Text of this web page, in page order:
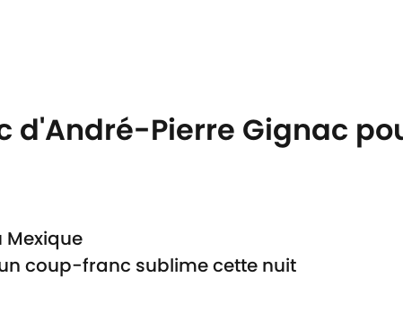
d'André-Pierre Gignac
Mexique
coup-franc sublime cette nuit